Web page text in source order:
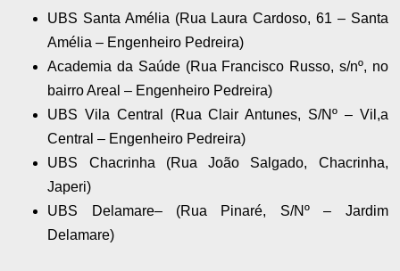
UBS Santa Amélia (Rua Laura Cardoso, 61 – Santa
Amélia – Engenheiro Pedreira)
Academia da Saúde (Rua Francisco Russo, s/nº, no
bairro Areal – Engenheiro Pedreira)
UBS Vila Central (Rua Clair Antunes, S/Nº – Vil,a
Central – Engenheiro Pedreira)
UBS Chacrinha (Rua João Salgado, Chacrinha,
Japeri)
UBS Delamare– (Rua Pinaré, S/Nº – Jardim
Delamare)